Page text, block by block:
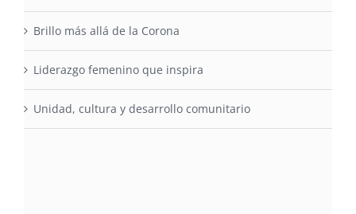
Brillo más allá de la Corona
Liderazgo femenino que inspira
Unidad, cultura y desarrollo comunitario